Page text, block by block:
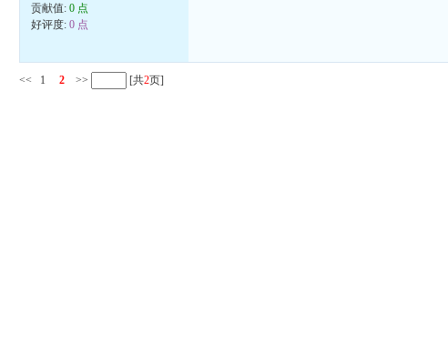
贡献值:0 点
好评度:0 点
<< 1 2 >> [共2页]